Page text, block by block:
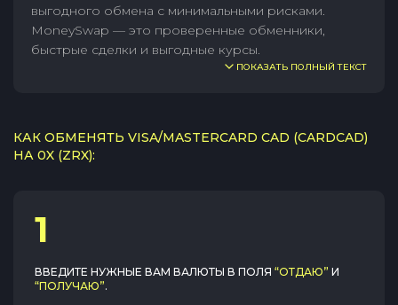
выгодного обмена с минимальными рисками.
MoneySwap — это проверенные обменники,
быстрые сделки и выгодные курсы.
ПОКАЗАТЬ ПОЛНЫЙ ТЕКСТ
КАК ОБМЕНЯТЬ VISA/MASTERCARD CAD (CARDCAD)
НА 0X (ZRX):
1
ВВЕДИТЕ НУЖНЫЕ ВАМ ВАЛЮТЫ В ПОЛЯ “ОТДАЮ” И
“ПОЛУЧАЮ”.